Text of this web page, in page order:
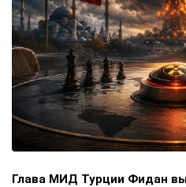
Глава МИД Турции Фидан